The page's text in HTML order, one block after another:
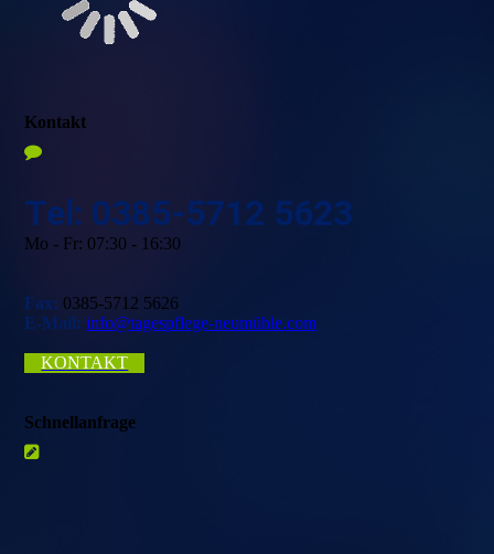
Kontakt
Tel: 0385-5712 5623
Mo - Fr: 07:30 - 16:30
Fax: 0385-5712 5626
E-Mail:info@tagespflege-neumühle.com
KONTAKT
Schnellanfrage